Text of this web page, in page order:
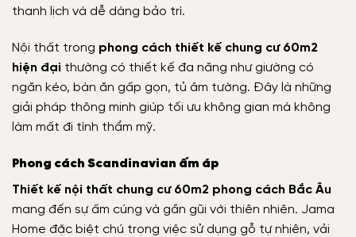
thanh lịch và dễ dàng bảo trì.
Nội thất trong phong cách thiết kế chung cư 60m2
hiện đại thường có thiết kế đa năng như giường có
ngăn kéo, bàn ăn gấp gọn, tủ âm tường. Đây là những
giải pháp thông minh giúp tối ưu không gian mà không
làm mất đi tính thẩm mỹ.
Phong cách Scandinavian ấm áp
Thiết kế nội thất chung cư 60m2 phong cách Bắc Âu
mang đến sự ấm cúng và gần gũi với thiên nhiên. Jama
Home đặc biệt chú trọng việc sử dụng gỗ tự nhiên, vải